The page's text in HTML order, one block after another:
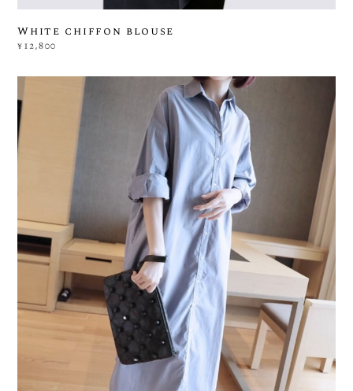
White chiffon blouse
¥12,800